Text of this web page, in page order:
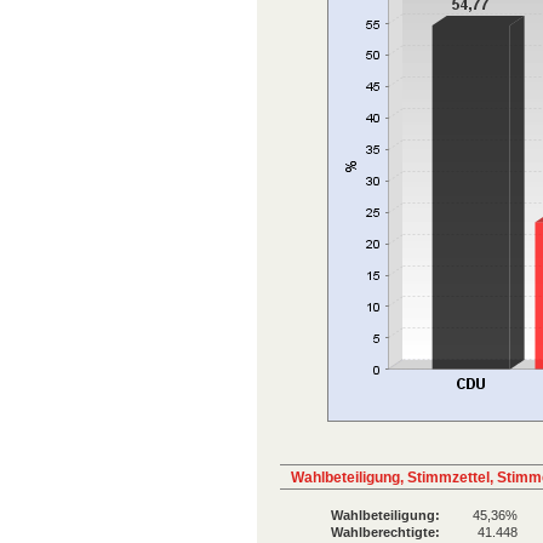
Wahlbeteiligung, Stimmzettel,
Wahlbeteiligung:
45,36%
Wahlberechtigte:
41.448